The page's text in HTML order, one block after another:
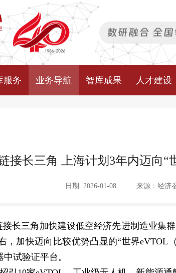
服务 业务导航 智库成果 人才建设
接长三角 上海计划3年内迈向“
日期: 2026-01-08 来源：经济
三角加快建设低空经济先进制造业集群
，加快迈向比较优势凸显的“世界eVTOL
试验证平台。